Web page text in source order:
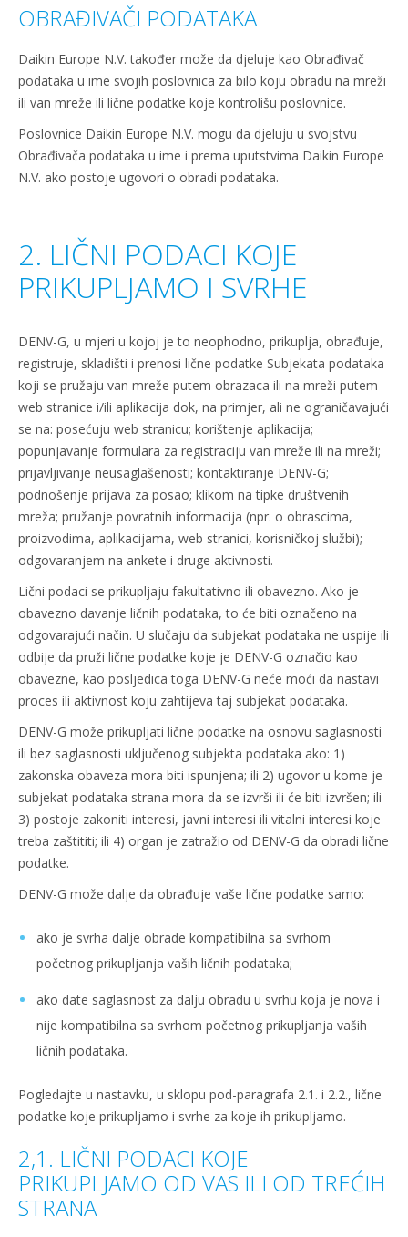
OBRAĐIVAČI PODATAKA
Daikin Europe N.V. također može da djeluje kao Obrađivač
podataka u ime svojih poslovnica za bilo koju obradu na mreži
ili van mreže ili lične podatke koje kontrolišu poslovnice.
Poslovnice Daikin Europe N.V. mogu da djeluju u svojstvu
Obrađivača podataka u ime i prema uputstvima Daikin Europe
N.V. ako postoje ugovori o obradi podataka.
2. LIČNI PODACI KOJE
PRIKUPLJAMO I SVRHE
DENV-G, u mjeri u kojoj je to neophodno, prikuplja, obrađuje,
registruje, skladišti i prenosi lične podatke Subjekata podataka
koji se pružaju van mreže putem obrazaca ili na mreži putem
web stranice i/ili aplikacija dok, na primjer, ali ne ograničavajući
se na: posećuju web stranicu; korištenje aplikacija;
popunjavanje formulara za registraciju van mreže ili na mreži;
prijavljivanje neusaglašenosti; kontaktiranje DENV-G;
podnošenje prijava za posao; klikom na tipke društvenih
mreža; pružanje povratnih informacija (npr. o obrascima,
proizvodima, aplikacijama, web stranici, korisničkoj službi);
odgovaranjem na ankete i druge aktivnosti.
Lični podaci se prikupljaju fakultativno ili obavezno. Ako je
obavezno davanje ličnih podataka, to će biti označeno na
odgovarajući način. U slučaju da subjekat podataka ne uspije ili
odbije da pruži lične podatke koje je DENV-G označio kao
obavezne, kao posljedica toga DENV-G neće moći da nastavi
proces ili aktivnost koju zahtijeva taj subjekat podataka.
DENV-G može prikupljati lične podatke na osnovu saglasnosti
ili bez saglasnosti uključenog subjekta podataka ako: 1)
zakonska obaveza mora biti ispunjena; ili 2) ugovor u kome je
subjekat podataka strana mora da se izvrši ili će biti izvršen; ili
3) postoje zakoniti interesi, javni interesi ili vitalni interesi koje
treba zaštititi; ili 4) organ je zatražio od DENV-G da obradi lične
podatke.
DENV-G može dalje da obrađuje vaše lične podatke samo:
ako je svrha dalje obrade kompatibilna sa svrhom
početnog prikupljanja vaših ličnih podataka;
ako date saglasnost za dalju obradu u svrhu koja je nova i
nije kompatibilna sa svrhom početnog prikupljanja vaših
ličnih podataka.
Pogledajte u nastavku, u sklopu pod-paragrafa 2.1. i 2.2., lične
podatke koje prikupljamo i svrhe za koje ih prikupljamo.
2,1. LIČNI PODACI KOJE
PRIKUPLJAMO OD VAS ILI OD TREĆIH
STRANA